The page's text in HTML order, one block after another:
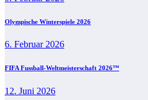
Olympische Winterspiele 2026
6. Februar 2026
FIFA Fussball-Weltmeisterschaft 2026™
12. Juni 2026